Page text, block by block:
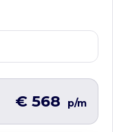
contact met
€ 568 p/m